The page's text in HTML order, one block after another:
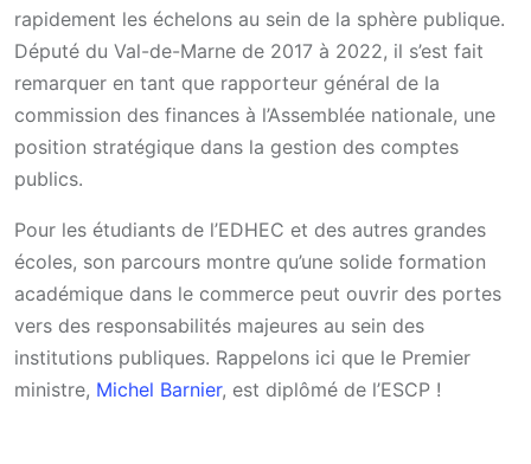
rapidement les échelons au sein de la sphère publique.
Député du Val-de-Marne de 2017 à 2022, il s’est fait
remarquer en tant que rapporteur général de la
commission des finances à l’Assemblée nationale, une
position stratégique dans la gestion des comptes
publics.
Pour les étudiants de l’EDHEC et des autres grandes
écoles, son parcours montre qu’une solide formation
académique dans le commerce peut ouvrir des portes
vers des responsabilités majeures au sein des
institutions publiques. Rappelons ici que le Premier
ministre, Michel Barnier, est diplômé de l’ESCP !